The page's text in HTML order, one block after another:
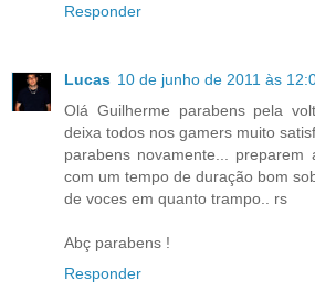
Responder
Lucas 10 de junho de 2011 às
Olá Guilherme parabens pela
deixa todos nos gamers muito
parabens novamente... preparem
com um tempo de duração bom
de voces em quanto trampo.. rs
Abç parabens !
Responder